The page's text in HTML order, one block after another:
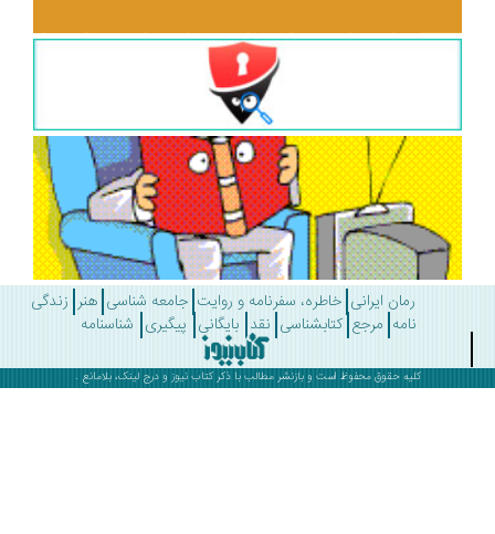
رمان ایرانی خاطره، سفرنامه و روایت جامعه شناسی هنر زندگی
مرجع کتابشناسی نقد بایگانی پیگیری شناسنامه
کلیه حقوق محفوظ است و بازنشر مطالب با ذکرکتاب نیوزو درج لینک، بلامانع .